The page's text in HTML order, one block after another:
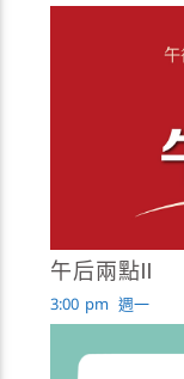
午后兩點II
3:00 pm 週一